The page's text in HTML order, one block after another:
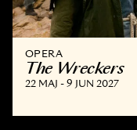
OPERA
The Wreckers
22 MAJ - 9 JUN 2027